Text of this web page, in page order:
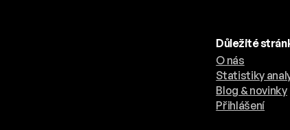
Důležité
O nás
Statistiky
Blog & novinky
Přihlášení